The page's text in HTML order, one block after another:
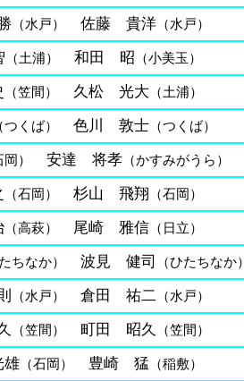
（水戸） 佐藤 貴洋 （水戸）
（土浦） 和田 昭 （小美玉）
（笠間） 久松 光大 （土浦）
つくば） 色川 敦士（つくば）
） 安達 将孝（かすみがうら）
（石岡） 杉山 飛翔 （石岡）
（高萩） 尾崎 雅信（日立）
ちなか） 波見 健司 （ひたちなか
（水戸） 倉田 祐二 （水戸）
（笠間） 町田 昭久 （笠間）
（石岡） 豊崎 猛 （稲敷）